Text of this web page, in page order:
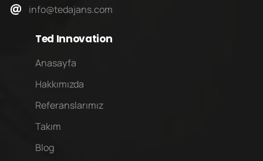
info@tedajans.com
Ted Innovation
Anasayfa
Hakkımızda
Referanslarımız
Takım
Blog